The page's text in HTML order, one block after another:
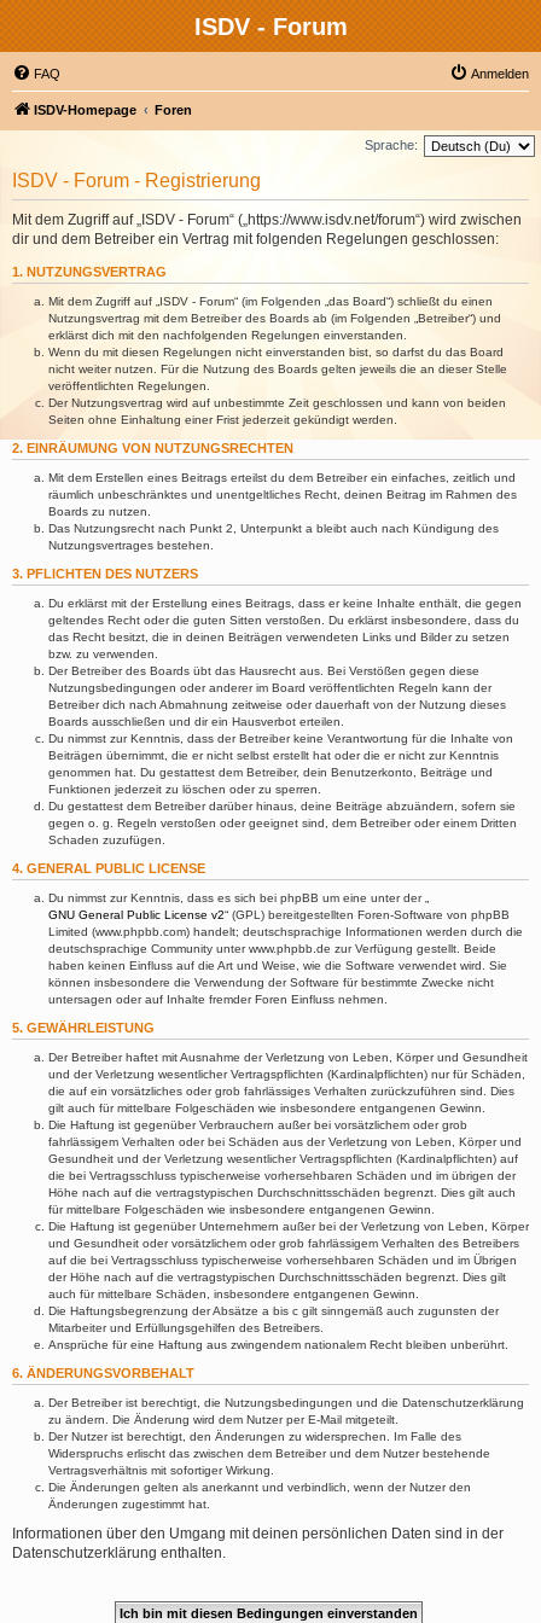
ISDV - Forum
FAQ Anmelden
ISDV-Homepage Foren
Sprache:
ISDV - Forum - Registrierung
Mit dem Zugriff auf „ISDV - Forum“ („https://www.isdv.net/forum“) wird zwischen
dir und dem Betreiber ein Vertrag mit folgenden Regelungen geschlossen:
1. NUTZUNGSVERTRAG
Mit dem Zugriff auf „ISDV - Forum“ (im Folgenden „das Board“) schließt du einen
Nutzungsvertrag mit dem Betreiber des Boards ab (im Folgenden „Betreiber“) und
erklärst dich mit den nachfolgenden Regelungen einverstanden.
Wenn du mit diesen Regelungen nicht einverstanden bist, so darfst du das Board
nicht weiter nutzen. Für die Nutzung des Boards gelten jeweils die an dieser Stelle
veröffentlichten Regelungen.
Der Nutzungsvertrag wird auf unbestimmte Zeit geschlossen und kann von beiden
Seiten ohne Einhaltung einer Frist jederzeit gekündigt werden.
2. EINRÄUMUNG VON NUTZUNGSRECHTEN
Mit dem Erstellen eines Beitrags erteilst du dem Betreiber ein einfaches, zeitlich und
räumlich unbeschränktes und unentgeltliches Recht, deinen Beitrag im Rahmen des
Boards zu nutzen.
Das Nutzungsrecht nach Punkt 2, Unterpunkt a bleibt auch nach Kündigung des
Nutzungsvertrages bestehen.
3. PFLICHTEN DES NUTZERS
Du erklärst mit der Erstellung eines Beitrags, dass er keine Inhalte enthält, die gegen
geltendes Recht oder die guten Sitten verstoßen. Du erklärst insbesondere, dass du
das Recht besitzt, die in deinen Beiträgen verwendeten Links und Bilder zu setzen
bzw. zu verwenden.
Der Betreiber des Boards übt das Hausrecht aus. Bei Verstößen gegen diese
Nutzungsbedingungen oder anderer im Board veröffentlichten Regeln kann der
Betreiber dich nach Abmahnung zeitweise oder dauerhaft von der Nutzung dieses
Boards ausschließen und dir ein Hausverbot erteilen.
Du nimmst zur Kenntnis, dass der Betreiber keine Verantwortung für die Inhalte von
Beiträgen übernimmt, die er nicht selbst erstellt hat oder die er nicht zur Kenntnis
genommen hat. Du gestattest dem Betreiber, dein Benutzerkonto, Beiträge und
Funktionen jederzeit zu löschen oder zu sperren.
Du gestattest dem Betreiber darüber hinaus, deine Beiträge abzuändern, sofern sie
gegen o. g. Regeln verstoßen oder geeignet sind, dem Betreiber oder einem Dritten
Schaden zuzufügen.
4. GENERAL PUBLIC LICENSE
Du nimmst zur Kenntnis, dass es sich bei phpBB um eine unter der „
GNU General Public License v2“ (GPL) bereitgestellten Foren-Software von phpBB
Limited (www.phpbb.com) handelt; deutschsprachige Informationen werden durch die
deutschsprachige Community unter www.phpbb.de zur Verfügung gestellt. Beide
haben keinen Einfluss auf die Art und Weise, wie die Software verwendet wird. Sie
können insbesondere die Verwendung der Software für bestimmte Zwecke nicht
untersagen oder auf Inhalte fremder Foren Einfluss nehmen.
5. GEWÄHRLEISTUNG
Der Betreiber haftet mit Ausnahme der Verletzung von Leben, Körper und Gesundheit
und der Verletzung wesentlicher Vertragspflichten (Kardinalpflichten) nur für Schäden,
die auf ein vorsätzliches oder grob fahrlässiges Verhalten zurückzuführen sind. Dies
gilt auch für mittelbare Folgeschäden wie insbesondere entgangenen Gewinn.
Die Haftung ist gegenüber Verbrauchern außer bei vorsätzlichem oder grob
fahrlässigem Verhalten oder bei Schäden aus der Verletzung von Leben, Körper und
Gesundheit und der Verletzung wesentlicher Vertragspflichten (Kardinalpflichten) auf
die bei Vertragsschluss typischerweise vorhersehbaren Schäden und im übrigen der
Höhe nach auf die vertragstypischen Durchschnittsschäden begrenzt. Dies gilt auch
für mittelbare Folgeschäden wie insbesondere entgangenen Gewinn.
Die Haftung ist gegenüber Unternehmern außer bei der Verletzung von Leben, Körper
und Gesundheit oder vorsätzlichem oder grob fahrlässigem Verhalten des Betreibers
auf die bei Vertragsschluss typischerweise vorhersehbaren Schäden und im Übrigen
der Höhe nach auf die vertragstypischen Durchschnittsschäden begrenzt. Dies gilt
auch für mittelbare Schäden, insbesondere entgangenen Gewinn.
Die Haftungsbegrenzung der Absätze a bis c gilt sinngemäß auch zugunsten der
Mitarbeiter und Erfüllungsgehilfen des Betreibers.
Ansprüche für eine Haftung aus zwingendem nationalem Recht bleiben unberührt.
6. ÄNDERUNGSVORBEHALT
Der Betreiber ist berechtigt, die Nutzungsbedingungen und die Datenschutzerklärung
zu ändern. Die Änderung wird dem Nutzer per E-Mail mitgeteilt.
Der Nutzer ist berechtigt, den Änderungen zu widersprechen. Im Falle des
Widerspruchs erlischt das zwischen dem Betreiber und dem Nutzer bestehende
Vertragsverhältnis mit sofortiger Wirkung.
Die Änderungen gelten als anerkannt und verbindlich, wenn der Nutzer den
Änderungen zugestimmt hat.
Informationen über den Umgang mit deinen persönlichen Daten sind in der
Datenschutzerklärung enthalten.